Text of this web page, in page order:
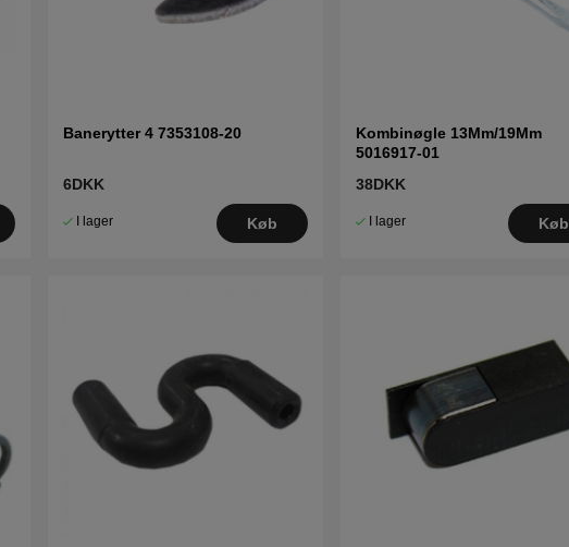
Banerytter 4 7353108-20
6DKK
I lager Køb
Kombinøgle 13Mm/19Mm
5016917-01
38DKK
I lager Køb